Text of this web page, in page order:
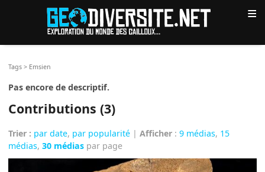
≡
Tags > Emsien
Pas encore de descriptif.
Contributions (3)
Trier : par date, par popularité |Afficher :9 médias, 15
médias,30 médias par page